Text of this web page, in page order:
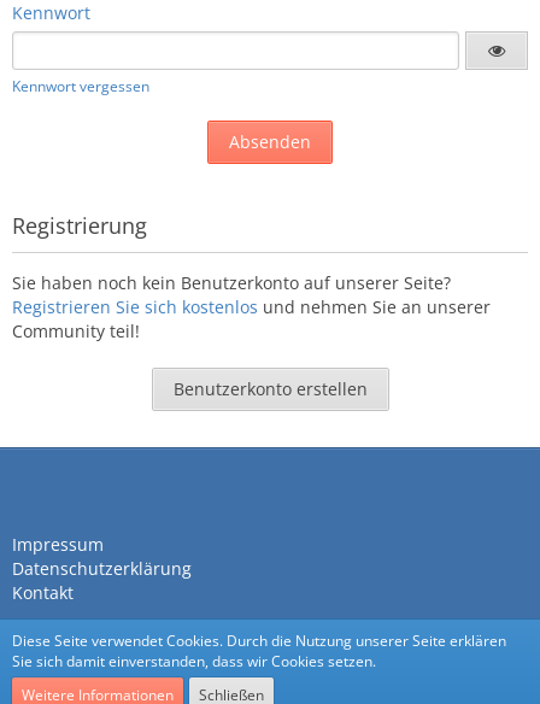
Kennwort
Kennwort vergessen
Registrierung
Sie haben noch kein Benutzerkonto auf unserer Seite?
Registrieren Sie sich kostenlos und nehmen Sie an unserer
Community teil!
Benutzerkonto erstellen
Impressum
Datenschutzerklärung
Kontakt
Diese Seite verwendet Cookies. Durch die Nutzung unserer Seite erklären
Sie sich damit einverstanden, dass wir Cookies setzen.
Weitere Informationen
Schließen